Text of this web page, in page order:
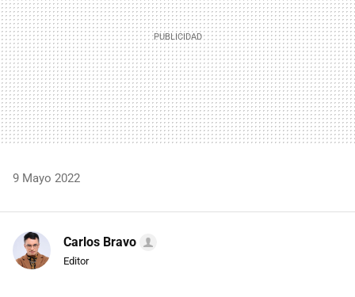
9 Mayo 2022
Carlos Bravo
Editor